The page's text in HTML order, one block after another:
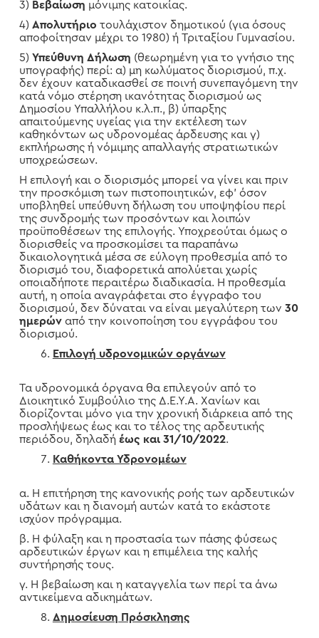
3) Βεβαίωση μόνιμης κατοικίας.
4) Απολυτήριο τουλάχιστον δημοτικού (για όσους
αποφοίτησαν μέχρι το 1980) ή Τριταξίου Γυμνασίου.
5) Υπεύθυνη Δήλωση (θεωρημένη για το γνήσιο της
υπογραφής) περί: α) μη κωλύματος διορισμού, π.χ.
δεν έχουν καταδικασθεί σε ποινή συνεπαγόμενη την
κατά νόμο στέρηση ικανότητας διορισμού ως
Δημοσίου Υπαλλήλου κ.λ.π., β) ύπαρξης
απαιτούμενης υγείας για την εκτέλεση των
καθηκόντων ως υδρονομέας άρδευσης και γ)
εκπλήρωσης ή νόμιμης απαλλαγής στρατιωτικών
υποχρεώσεων.
Η επιλογή και ο διορισμός μπορεί να γίνει και πριν
την προσκόμιση των πιστοποιητικών, εφ’ όσον
υποβληθεί υπεύθυνη δήλωση του υποψηφίου περί
της συνδρομής των προσόντων και λοιπών
προϋποθέσεων της επιλογής. Υποχρεούται όμως ο
διορισθείς να προσκομίσει τα παραπάνω
δικαιολογητικά μέσα σε εύλογη προθεσμία από το
διορισμό του, διαφορετικά απολύεται χωρίς
οποιαδήποτε περαιτέρω διαδικασία. Η προθεσμία
αυτή, η οποία αναγράφεται στο έγγραφο του
διορισμού, δεν δύναται να είναι μεγαλύτερη των 30
ημερώναπό την κοινοποίηση του εγγράφου του
διορισμού.
Επιλογή υδρονομικών οργάνων
Τα υδρονομικά όργανα θα επιλεγούν από το
Διοικητικό Συμβούλιο της Δ.Ε.Υ.Α. Χανίων και
διορίζονται μόνο για την χρονική διάρκεια από της
προσλήψεως έως και το τέλος της αρδευτικής
περιόδου, δηλαδή έως και 31/10/2022.
Καθήκοντα Υδρονομέων
α. Η επιτήρηση της κανονικής ροής των αρδευτικών
υδάτων και η διανομή αυτών κατά το εκάστοτε
ισχύον πρόγραμμα.
β. Η φύλαξη και η προστασία των πάσης φύσεως
αρδευτικών έργων και η επιμέλεια της καλής
συντήρησής τους.
γ. Η βεβαίωση και η καταγγελία των περί τα άνω
αντικείμενα αδικημάτων.
Δημοσίευση Πρόσκλησης